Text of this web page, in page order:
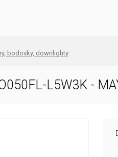
bodovky, downlighty
L5W3K -